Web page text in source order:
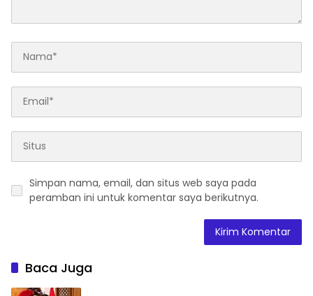
Simpan nama, email, dan situs web saya pada
peramban ini untuk komentar saya berikutnya.
Baca Juga